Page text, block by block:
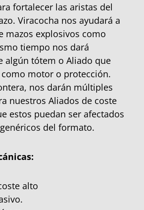
fortalecer las aristas del
Viracocha nos ayudará a
mazos explosivos como
tiempo nos dará
algún tótem o Aliado que
motor o protección.
nos darán múltiples
nuestros Aliados de coste
estos puedan ser afectados
del formato.
alto